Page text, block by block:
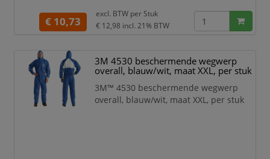
€ 10,73
excl. BTW per Stuk
€ 12,98 incl. 21% BTW
3M 4530 beschermende wegwerp
overall, blauw/wit, maat XXL, per stuk
3M™ 4530 beschermende wegwerp
overall, blauw/wit, maat XXL, per stuk